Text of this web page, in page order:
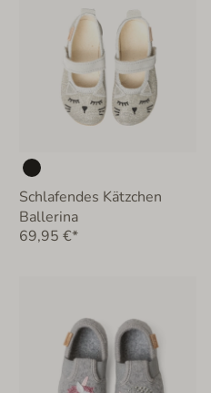
Schlafendes Kätzchen
Ballerina
69,95 €*